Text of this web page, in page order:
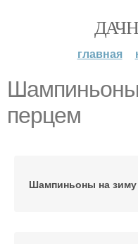
главная
Шампиньоны
перцем
Шампиньоны на зиму